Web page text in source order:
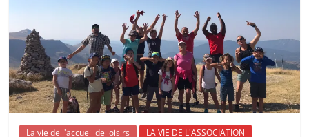
La vie de l'accueil de loisirs LA VIE DE L'ASSOCIATION